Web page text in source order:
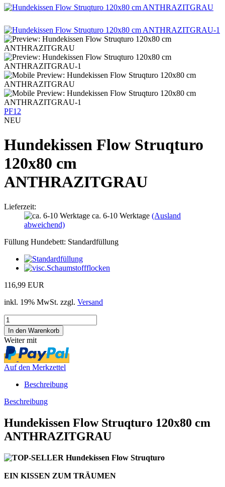
PF12
NEU
Hundekissen Flow Struqturo
120x80 cm
ANTHRAZITGRAU
Lieferzeit:
ca. 6-10 Werktage (Ausland
abweichend)
Füllung Hundebett: Standardfüllung
116,99 EUR
inkl. 19% MwSt. zzgl. Versand
Weiter mit
Auf den Merkzettel
Beschreibung
Beschreibung
Hundekissen Flow Struqturo 120x80 cm
ANTHRAZITGRAU
EIN KISSEN ZUM TRÄUMEN